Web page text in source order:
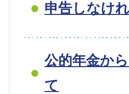
申告しなけ
公的年金か
て